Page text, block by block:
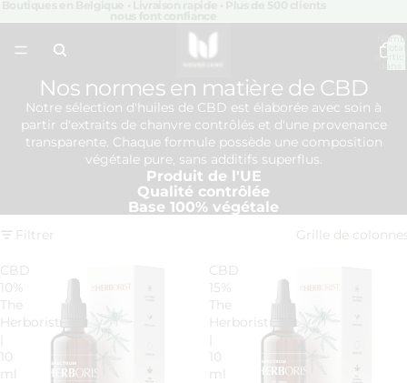
total
Nos normes en matière de CBD
Notre sélection d'huiles de CBD est élaborée avec soin à
partir d'extraits de chanvre contrôlés et d'une provenance
transparente. Chaque formule possède une composition
végétale pure, sans additifs superflus.
Produit de l'UE
Qualité contrôlée
Base 100% végétale
Filtrer Grille de
CBD
10%
The
Herborist
10
ml
CBD
15%
The
Herborist
10
ml